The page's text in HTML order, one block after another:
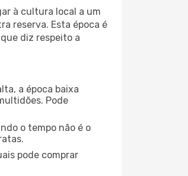
à cultura local a um
reserva. Esta época é
diz respeito a
a época baixa
Pode
o tempo não é o
pode comprar